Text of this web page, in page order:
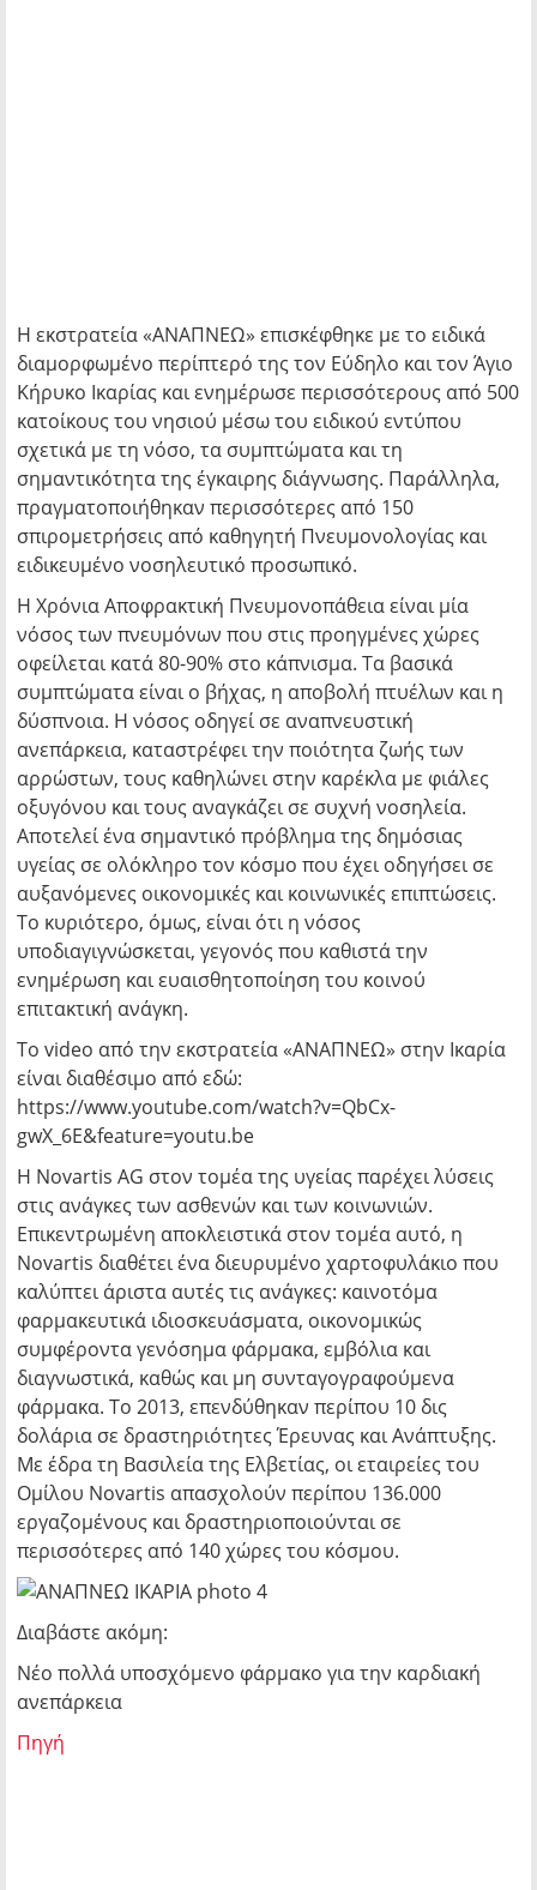
Η εκστρατεία «ΑΝΑΠΝΕΩ» επισκέφθηκε με το ειδικά
διαμορφωμένο περίπτερό της τον Εύδηλο και τον Άγιο
Κήρυκο Ικαρίας και ενημέρωσε περισσότερους από 500
κατοίκους του νησιού μέσω του ειδικού εντύπου
σχετικά με τη νόσο, τα συμπτώματα και τη
σημαντικότητα της έγκαιρης διάγνωσης. Παράλληλα,
πραγματοποιήθηκαν περισσότερες από 150
σπιρομετρήσεις από καθηγητή Πνευμονολογίας και
ειδικευμένο νοσηλευτικό προσωπικό.
Η Χρόνια Αποφρακτική Πνευμονοπάθεια είναι μία
νόσος των πνευμόνων που στις προηγμένες χώρες
οφείλεται κατά 80-90% στο κάπνισμα. Τα βασικά
συμπτώματα είναι ο βήχας, η αποβολή πτυέλων και η
δύσπνοια. Η νόσος οδηγεί σε αναπνευστική
ανεπάρκεια, καταστρέφει την ποιότητα ζωής των
αρρώστων, τους καθηλώνει στην καρέκλα με φιάλες
οξυγόνου και τους αναγκάζει σε συχνή νοσηλεία.
Αποτελεί ένα σημαντικό πρόβλημα της δημόσιας
υγείας σε ολόκληρο τον κόσμο που έχει οδηγήσει σε
αυξανόμενες οικονομικές και κοινωνικές επιπτώσεις.
Το κυριότερο, όμως, είναι ότι η νόσος
υποδιαγιγνώσκεται, γεγονός που καθιστά την
ενημέρωση και ευαισθητοποίηση του κοινού
επιτακτική ανάγκη.
Το video από την εκστρατεία «ΑΝΑΠΝΕΩ» στην Ικαρία
είναι διαθέσιμο από εδώ:
https://www.youtube.com/watch?v=QbCx-
gwX_6E&feature=youtu.be
Η Novartis AG στον τομέα της υγείας παρέχει λύσεις
στις ανάγκες των ασθενών και των κοινωνιών.
Επικεντρωμένη αποκλειστικά στον τομέα αυτό, η
Novartis διαθέτει ένα διευρυμένο χαρτοφυλάκιο που
καλύπτει άριστα αυτές τις ανάγκες: καινοτόμα
φαρμακευτικά ιδιοσκευάσματα, οικονομικώς
συμφέροντα γενόσημα φάρμακα, εμβόλια και
διαγνωστικά, καθώς και μη συνταγογραφούμενα
φάρμακα. Το 2013, επενδύθηκαν περίπου 10 δις
δολάρια σε δραστηριότητες Έρευνας και Ανάπτυξης.
Με έδρα τη Βασιλεία της Ελβετίας, οι εταιρείες του
Ομίλου Novartis απασχολούν περίπου 136.000
εργαζομένους και δραστηριοποιούνται σε
περισσότερες από 140 χώρες του κόσμου.
Διαβάστε ακόμη:
Νέο πολλά υποσχόμενο φάρμακο για την καρδιακή
ανεπάρκεια
Πηγή